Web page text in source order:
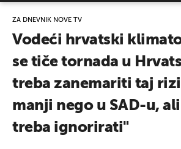
ZA DNEVNIK NOVE TV
Vodeći hrvatski
se tiče tornada u
treba zanemariti taj
manji nego u SAD-u,
treba ignorirati"